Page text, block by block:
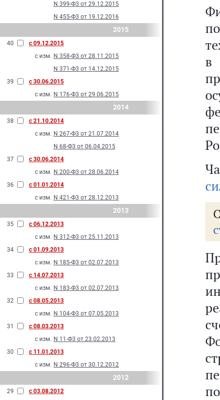
N 399-Ф3 от 29.12.2015
N 455-Ф3 от 19.12.2016
2015
40
с 09.12.2015
с изм. N 358-Ф3 от 28.11.2015
N 371-Ф3 от 14.12.2015
39
с 30.06.2015
с изм. N 176-Ф3 от 29.06.2015
2014
38
с 21.10.2014
с изм. N 267-Ф3 от 21.07.2014
N 68-Ф3 от 06.04.2015
37
с 30.06.2014
с изм. N 200-Ф3 от 28.06.2014
36
с 01.01.2014
с изм. N 421-Ф3 от 28.12.2013
2013
35
с 06.12.2013
с изм. N 312-Ф3 от 25.11.2013
34
с 01.09.2013
с изм. N 185-Ф3 от 02.07.2013
33
с 14.07.2013
с изм. N 183-Ф3 от 02.07.2013
32
с 08.05.2013
с изм. N 104-Ф3 от 07.05.2013
31
с 08.03.2013
с изм. N 11-Ф3 от 23.02.2013
30
с 11.01.2013
с изм. N 296-Ф3 от 30.12.2012
2012
29
с 03.08.2012
в